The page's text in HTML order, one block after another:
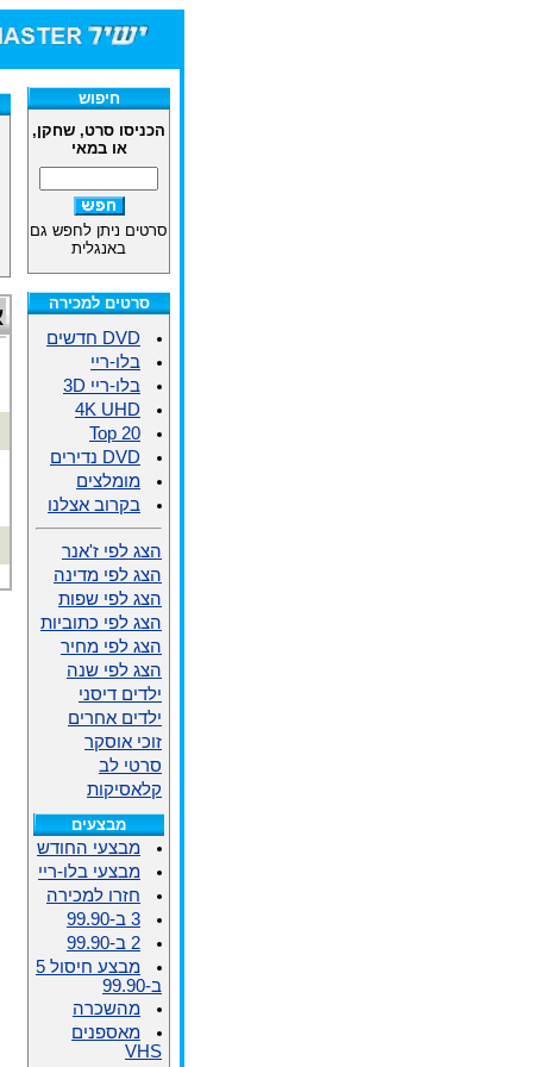
חיפוש
הכניסו סרט, שחקן,
או במאי
סרטים ניתן לחפש גם
באנגלית
סרטים למכירה
DVD חדשים
בלו-ריי
בלו-ריי 3D
4K UHD
Top 20
DVD נדירים
מומלצים
בקרוב אצלנו
הצג לפי ז'אנר
הצג לפי מדינה
הצג לפי שפות
הצג לפי כתוביות
הצג לפי מחיר
הצג לפי שנה
ילדים דיסני
ילדים אחרים
זוכי אוסקר
סרטי לב
קלאסיקות
מבצעים
מבצעי החודש
מבצעי בלו-ריי
חזרו למכירה
3 ב-99.90
2 ב-99.90
מבצע חיסול 5
ב-99.90
מהשכרה
מאספנים
VHS